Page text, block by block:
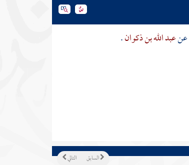
عنعبد الله بن ذكوان.
التالي السابق